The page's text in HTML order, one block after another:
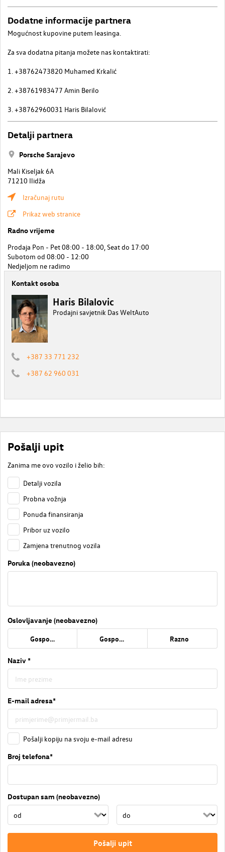
Dodatne informacije partnera
Mogućnost kupovine putem leasinga.
Za sva dodatna pitanja možete nas kontaktirati:
1. +38762473820 Muhamed Krkalić
2. +38761983477 Amin Berilo
3. +38762960031 Haris Bilalović
Detalji partnera
Porsche Sarajevo
Mali Kiseljak 6A
71210 Ilidža
Izračunaj rutu
Prikaz web stranice
Radno vrijeme
Prodaja Pon - Pet 08:00 - 18:00, Seat do 17:00
Subotom od 08:00 - 12:00
Nedjeljom ne radimo
Kontakt osoba
Haris Bilalovic
Prodajni savjetnik Das WeltAuto
+387 33 771 232
+387 62 960 031
Pošalji upit
Zanima me ovo vozilo i želio bih:
Detalji vozila
Probna vožnja
Ponuda finansiranja
Pribor uz vozilo
Zamjena trenutnog vozila
Poruka (neobavezno)
Oslovljavanje (neobavezno)
Gospođa Gospodin Razno
Naziv *
E-mail adresa*
Pošalji kopiju na svoju e-mail adresu
Broj telefona*
Dostupan sam (neobavezno)
Pošalji upit